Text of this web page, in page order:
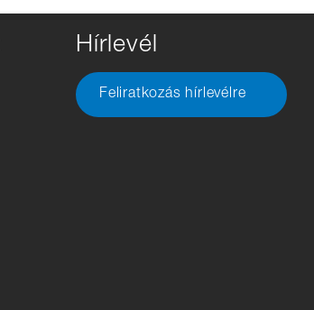
Hírlevél
Feliratkozás hírlevélre